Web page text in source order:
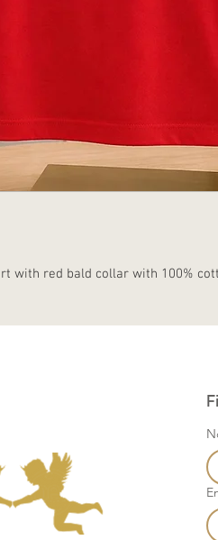
with red bald collar with 100%